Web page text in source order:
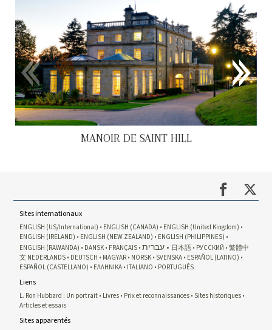
MANOIR DE SAINT HILL
Sites internationaux
ENGLISH (US/International) ENGLISH (CANADA)
ENGLISH (United Kingdom)
ENGLISH (IRELAND)
ENGLISH (NEW ZEALAND)
ENGLISH (PHILIPPINES)
ENGLISH (RAWANDA)
DANSK FRANÇAIS עברית 日本語 РУССКИЙ
繁體中
文 NEDERLANDS DEUTSCH MAGYAR NORSK SVENSKA ESPAÑOL (LATINO)
ESPAÑOL (CASTELLANO)
ΕΛΛΗΝΙΚA ITALIANO PORTUGUÊS
Liens
L. Ron Hubbard : Un portrait Livres Prix et reconnaissances Sites historiques
Articles et essais
Sites apparentés